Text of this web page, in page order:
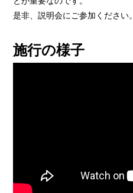
是非、説明会にご参加ください。
施行の様子